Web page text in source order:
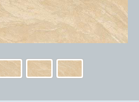
TIN CHUYÊN MÔN
LIÊN HỆ - TƯ